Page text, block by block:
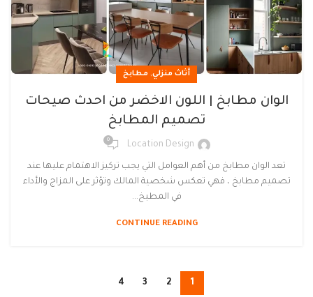
أثاث منزلي, مطابخ
الوان مطابخ | اللون الاخضر من احدث صيحات
تصميم المطابخ
Location Design
0
تعد الوان مطابخ من أهم العوامل التي يجب تركيز الاهتمام عليها عند
تصميم مطابخ ، فهي تعكس شخصية المالك وتؤثر على المزاج والأداء
في المطبخ...
CONTINUE READING
1
2
3
4